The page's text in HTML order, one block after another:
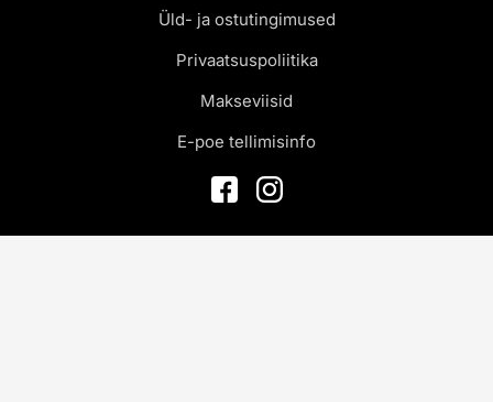
Üld- ja ostutingimused
Privaatsuspoliitika
Makseviisid
E-poe tellimisinfo